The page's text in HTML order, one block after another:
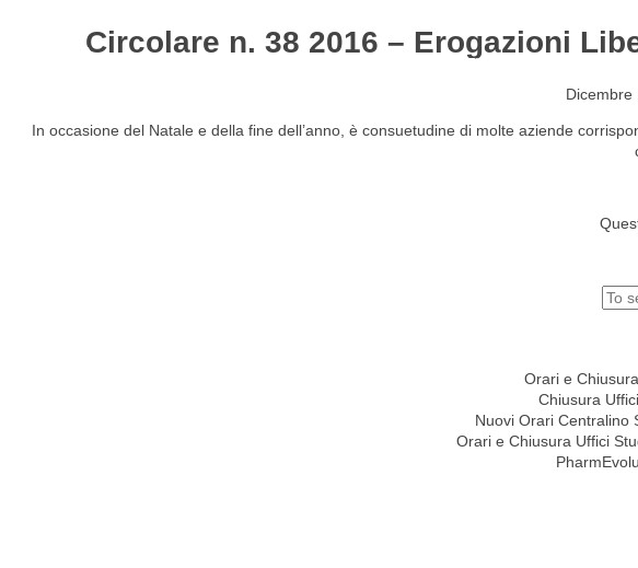
NEWS&EVENTI
Circolare n. 38 2016 – Erogazioni
Dicembre
In occasione del Natale e della fine dell’anno, è consuetudine di molte aziende
Orari e
Chiusura
Nuovi Orari Centralino
Orari e Chiusura Uffici